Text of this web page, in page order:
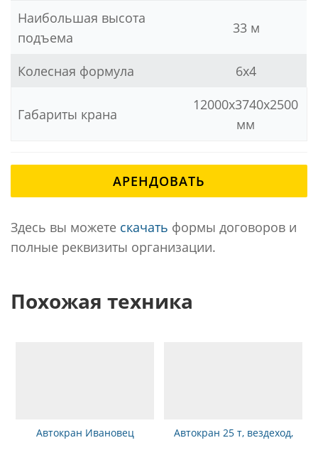
Наибольшая высота
подъема
33 м
Колесная формула 6x4
Габариты крана
12000x3740x2500
мм
АРЕНДОВАТЬ
Здесь вы можете скачать формы договоров и
полные реквизиты организации.
Похожая техника
Автокран Ивановец
Автокран 25 т, вездеход,